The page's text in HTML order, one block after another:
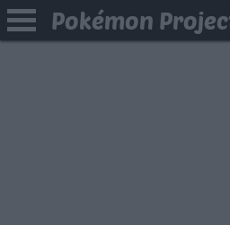
Pokémon